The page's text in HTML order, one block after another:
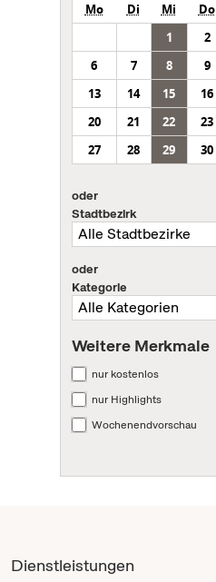
Mo Di Mi Do
1
2
6
7 8 9
13
14 15 16
20
21 22 23
27
28 29 30
oder
Stadtbezirk
oder
Kategorie
Weitere Merkmale
nur kostenlos
nur Highlights
Wochenendvorschau
Dienstleistungen